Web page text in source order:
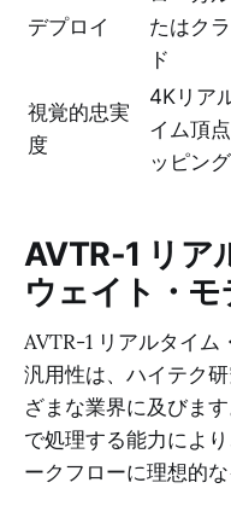
デプロイ
たはク
ド
視覚的忠実
度
4Kリア
イム頂
ッピング
AVTR-1 リア
ウェイト・
AVTR-1 リアルタイ
汎用性は、ハイテク
ざまな業界に及びま
で処理する能力によ
ークフローに理想的